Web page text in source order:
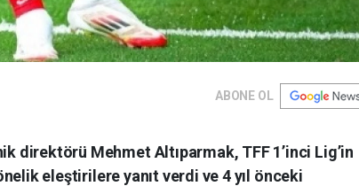
ABONE OL
direktörü Mehmet Altıparmak, TFF 1’inci Lig’in
eleştirilere yanıt verdi ve 4 yıl önceki